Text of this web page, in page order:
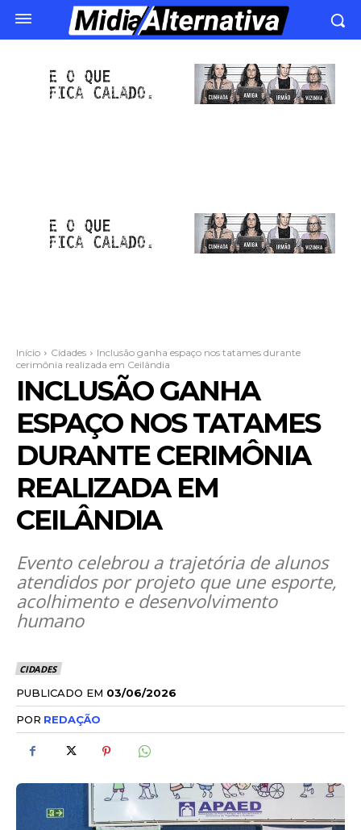
Início Cidades
Inclusão ganha espaço nos tatames durante
cerimônia realizada em Ceilândia
INCLUSÃO GANHA
ESPAÇO NOS TATAMES
DURANTE CERIMÔNIA
REALIZADA EM
CEILÂNDIA
Evento celebrou a trajetória de alunos
atendidos por projeto que une esporte,
acolhimento e desenvolvimento
humano
CIDADES
PUBLICADO EM 03/06/2026
POR REDAÇÃO